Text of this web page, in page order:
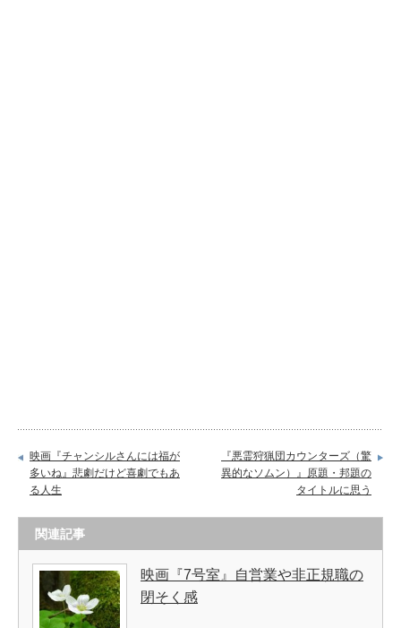
映画『チャンシルさんには福が
多いね』悲劇だけど喜劇でもあ
る人生
『悪霊狩猟団カウンターズ（驚
異的なソムン）』原題・邦題の
タイトルに思う
関連記事
映画『7号室』自営業や非正規職の
閉そく感